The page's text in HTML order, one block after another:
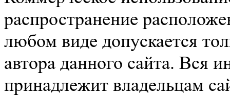
распространение
любом виде допускается
автора данного сайта. Вся
принадлежит владельцам